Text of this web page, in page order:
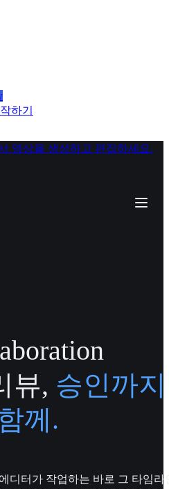
하기
영상을 생성하고 편집하세요.
뷰, 승인까지
께.
디터가 작업하는 바로 그 타임라